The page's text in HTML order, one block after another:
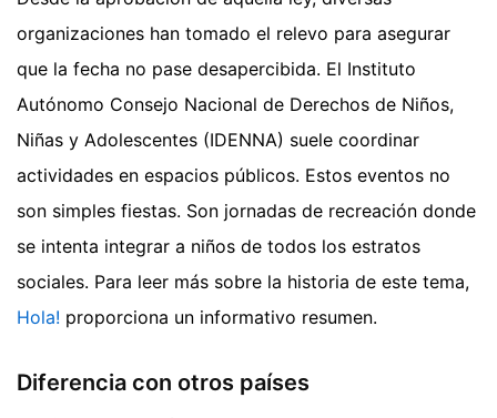
organizaciones han tomado el relevo para asegurar
que la fecha no pase desapercibida. El Instituto
Autónomo Consejo Nacional de Derechos de Niños,
Niñas y Adolescentes (IDENNA) suele coordinar
actividades en espacios públicos. Estos eventos no
son simples fiestas. Son jornadas de recreación donde
se intenta integrar a niños de todos los estratos
sociales. Para leer más sobre la historia de este tema,
Hola! proporciona un informativo resumen.
Diferencia con otros países